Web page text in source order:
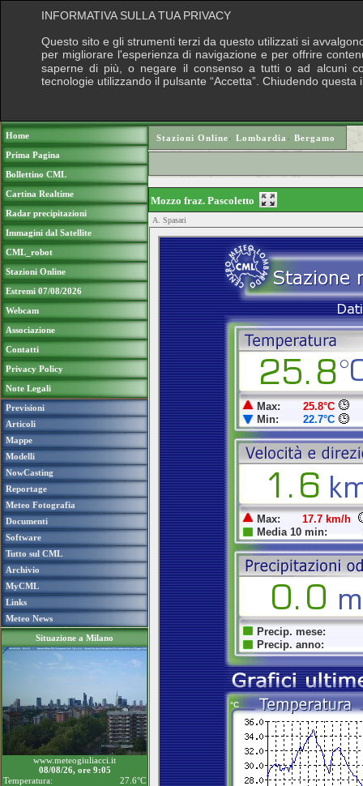
Home
Prima Pagina
Bollettino CML
Cartina Realtime
Radar precipitazioni
Immagini dal Satellite
CML_robot
Stazioni Online
Estremi 07/08/2026
Webcam
Associazione
Contatti
Privacy Policy
Note Legali
Previsioni
Articoli
Mappe
Modelli
NowCasting
Reportage
Meteo Fotografia
Documenti
Software
Tutto sul CML
Archivio
MyCML
Links
Meteo News
Situazione a Milano
www.meteogiuliacci.it
08/08/26, ore 9:05
Temperatura:
27.6°C
Stazioni Online› Lombardia › Bergamo
Mozzo fraz. Pascoletto
A. Spasari
INFORMATIVA SULLA TUA PRIVACY
Questo sito e gli strumenti terzi da questo utilizzati si
per migliorare l'esperienza di navigazione e per offrire
saperne di più, o negare il consenso a tutti o ad alcuni
tecnologie utilizzando il pulsante “Accetta”. Chiudendo